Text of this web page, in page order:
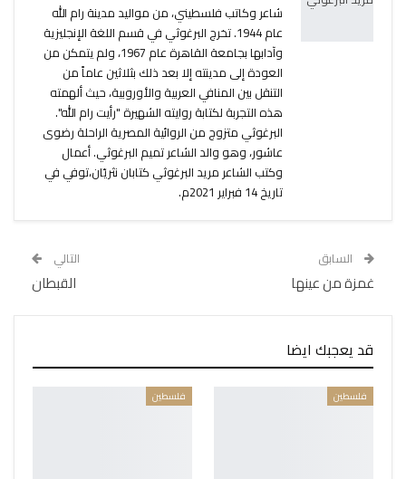
شاعر وكاتب فلسطيني، من مواليد مدينة رام الله
عام 1944. تخرج البرغوثي في قسم اللغة الإنجليزية
وآدابها بجامعة القاهرة عام 1967، ولم يتمكن من
العودة إلى مدينته إلا بعد ذلك بثلاثين عاماً من
التنقل بين المنافي العربية والأوروبية، حيث ألهمته
هذه التجربة لكتابة روايته الشهيرة "رأيت رام الله".
البرغوثي متزوج من الروائية المصرية الراحلة رضوى
عاشور، وهو والد الشاعر تميم البرغوثي. أعمال
وكتب الشاعر مريد البرغوثي كتابان نثريّان،توفي في
تاريخ 14 فبراير 2021م.
السابق
غمزة من عينها
التالي
القبطان
قد يعجبك ايضا
فلسطين فلسطين